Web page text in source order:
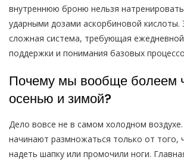
внутреннюю броню нельзя
ударными дозами аскорбиновой кислоты.
сложная система, требующая
поддержки и понимания базовых
Почему мы вообще болеем
осенью и зимой?
Дело вовсе не в самом холодном
начинают размножаться только от того,
надеть шапку или промочили ноги.